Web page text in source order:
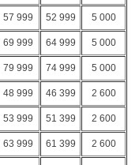
57 999 52 999 5 000
69 999 64 999 5 000
79 999 74 999 5 000
48 999 46 399 2 600
53 999 51 399 2 600
63 999 61 399 2 600